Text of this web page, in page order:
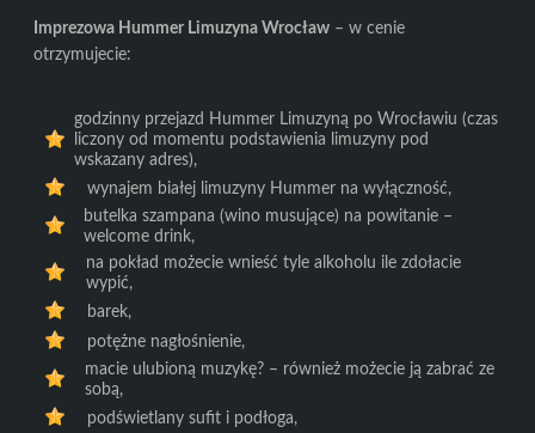
Imprezowa Hummer Limuzyna Wrocław – w cenie
otrzymujecie:
godzinny przejazd Hummer Limuzyną po Wrocławiu (czas
liczony od momentu podstawienia limuzyny pod
wskazany adres),
wynajem białej limuzyny Hummer na wyłączność,
butelka szampana (wino musujące) na powitanie –
welcome drink,
na pokład możecie wnieść tyle alkoholu ile zdołacie
wypić,
barek,
potężne nagłośnienie,
macie ulubioną muzykę? – również możecie ją zabrać ze
sobą,
podświetlany sufit i podłoga,